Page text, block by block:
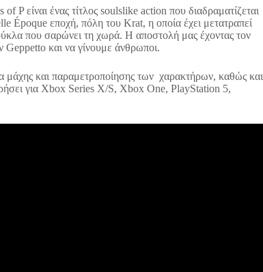
P είναι ένας τίτλος soulslike action που διαδραματίζεται
Époque εποχή, πόλη του Krat, η οποία έχει μετατραπεί
που σαρώνει τη χωρά. Η αποστολή μας έχοντας τον
Geppetto και να γίνουμε άνθρωποι.
μάχης και παραμετροποίησης των χαρακτήρων, καθώς και
για Xbox Series X/S, Xbox One, PlayStation 5,